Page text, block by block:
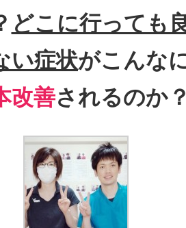
どこに行っても
い症状がこんな
改善されるのか？